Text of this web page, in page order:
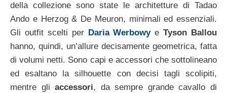
della collezione sono state le architetture di Tadao
Ando e Herzog & De Meuron, minimali ed essenziali.
Gli outfit scelti per Daria WerbowyeTyson Ballou
hanno, quindi, un’allure decisamente geometrica, fatta
di volumi netti. Sono capi e accessori che sottolineano
ed esaltano la silhouette con decisi tagli scolipiti,
mentre gliaccessori, da sempre grande cavallo di